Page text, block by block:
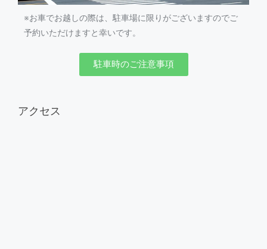
※お車でお越しの際は、駐車場に限りがございますのでご
予約いただけますと幸いです。
駐車時のご注意事項
アクセス